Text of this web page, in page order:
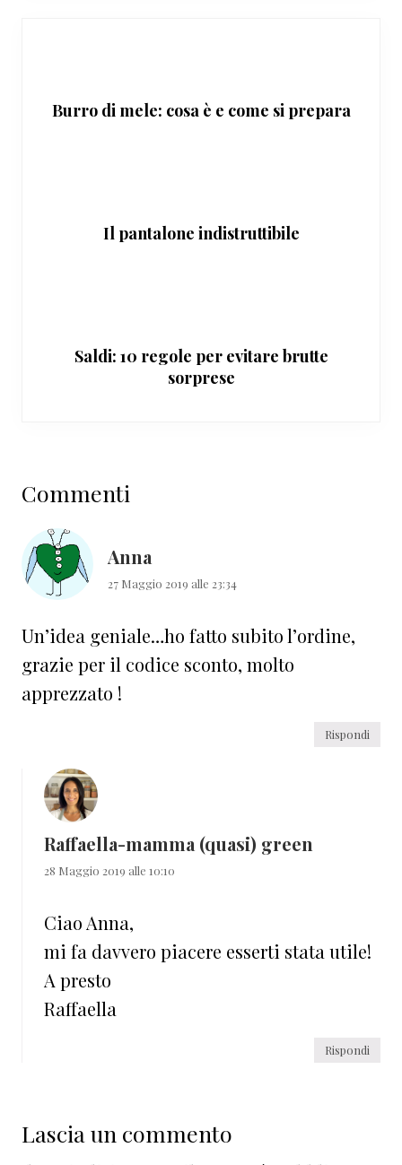
Burro di mele: cosa è e come si prepara
Il pantalone indistruttibile
Saldi: 10 regole per evitare brutte
sorprese
del
lettore
Commenti
Anna
27 Maggio 2019 alle 23:34
Un’idea geniale…ho fatto subito l’ordine,
grazie per il codice sconto, molto
apprezzato !
Rispondi
Raffaella-mamma (quasi) green
28 Maggio 2019 alle 10:10
Ciao Anna,
mi fa davvero piacere esserti stata utile!
A presto
Raffaella
Rispondi
Lascia un commento